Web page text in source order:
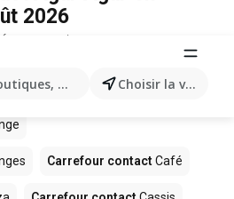
des catégories, des Choisir la ville
2026
pour ce terme.
dans les magasins
Carrefour contactCafé